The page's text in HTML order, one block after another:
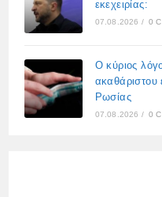
εκεχειρίας:
07.08.2026 / 0
Ο κύριος
ακαθάριστου
Ρωσίας
07.08.2026 / 0